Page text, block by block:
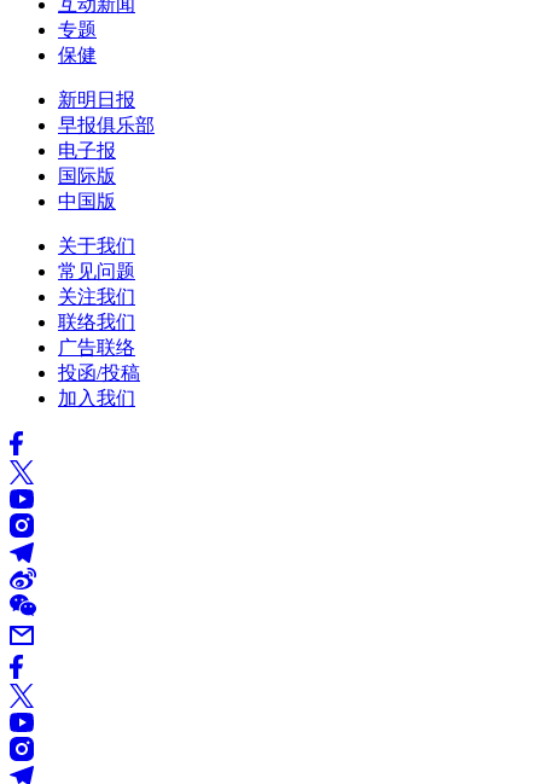
互动新闻
专题
保健
新明日报
早报俱乐部
电子报
国际版
中国版
关于我们
常见问题
关注我们
联络我们
广告联络
投函/投稿
加入我们